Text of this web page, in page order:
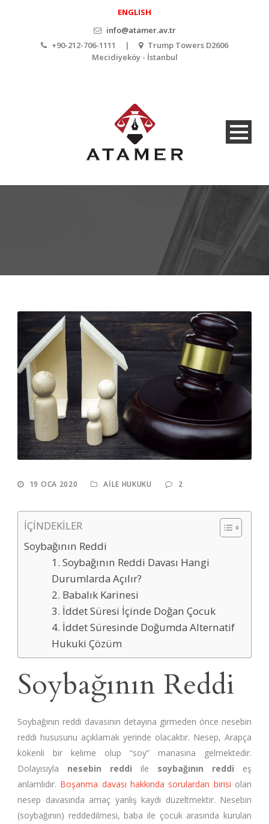
ENGLISH
info@atamer.av.tr
+90-212-706-1111 |
Trump Towers D2606
Mecidiyeköy - İstanbul
19 OCA 2020 AILE HUKUKU 2
İÇİNDEKİLER
Soybağının Reddi
1. Soybağının Reddi Davası Hangi
Durumlarda Açılır?
2. Babalık Karinesi
3. İddet Süresi İçinde Doğan Çocuk
4. İddet Süresinde Doğumda Alternatif
Hukuki Çözüm
Soybağının Reddi
Soybağının reddi davasının detayına girmeden önce nesebin
reddi hususunu açıklamak yerinde olacaktır. Nesep, Arapça
kökenli bir kelime olup “soy” manasına gelmektedir.
Dolayısıyla nesebin reddi ile soybağının reddi eş
anlamlıdır. Boşanma davası hakkında sorulardan birisi olan
nesep davasında amaç yanlış kaydı düzeltmektir. Nesebin
(soybağının) reddedilmesi, baba ile çocuk arasında kurulan